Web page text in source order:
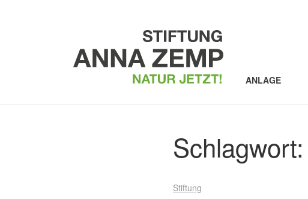
ANLAGE
Schlagwort:
Stiftung